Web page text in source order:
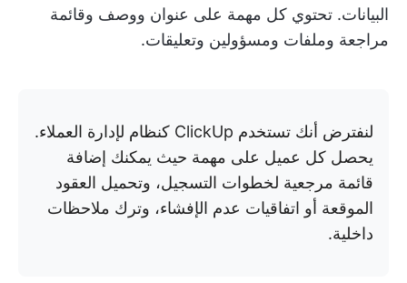
البيانات. تحتوي كل مهمة على عنوان ووصف وقائمة
مراجعة وملفات ومسؤولين وتعليقات.
لنفترض أنك تستخدم ClickUp كنظام لإدارة العملاء.
يحصل كل عميل على مهمة حيث يمكنك إضافة
قائمة مرجعية لخطوات التسجيل، وتحميل العقود
الموقعة أو اتفاقيات عدم الإفشاء، وترك ملاحظات
داخلية.